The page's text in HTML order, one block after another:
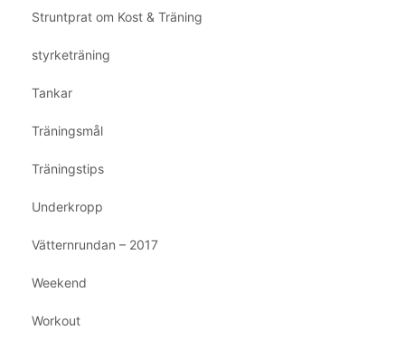
Struntprat om Kost & Träning
styrketräning
Tankar
Träningsmål
Träningstips
Underkropp
Vätternrundan – 2017
Weekend
Workout